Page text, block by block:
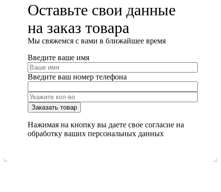
Оставьте свои данные
на заказ товара
Мы cвяжемся с вами в ближайшее время
Введите ваше имя
Введите ваш номер телефона
Нажимая на кнопку вы даете свое согласие на
обработку ваших персональных данных